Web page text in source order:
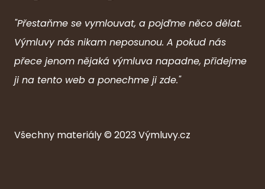
"Přestaňme se vymlouvat, a pojďme něco dělat.
Výmluvy nás nikam neposunou. A pokud nás
přece jenom nějaká výmluva napadne, přidejme
ji na tento web a ponechme ji zde."
Všechny materiály © 2023Výmluvy.cz